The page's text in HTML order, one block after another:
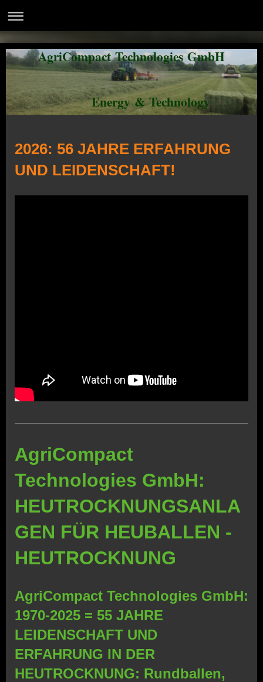
AgriCompact Technologies GmbH
Energy & Technology
2026: 56 JAHRE ERFAHRUNG
UND LEIDENSCHAFT!
AgriCompact
Technologies GmbH:
HEUTROCKNUNGSANLA
GEN FÜR HEUBALLEN -
HEUTROCKNUNG
AgriCompact Technologies GmbH:
1970-2025 = 55 JAHRE
LEIDENSCHAFT UND
ERFAHRUNG IN DER
HEUTROCKNUNG: Rundballen,